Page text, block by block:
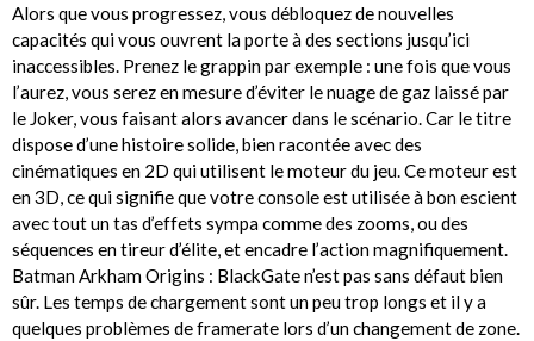
Alors que vous progressez, vous débloquez de nouvelles
capacités qui vous ouvrent la porte à des sections jusqu’ici
inaccessibles. Prenez le grappin par exemple : une fois que vous
l’aurez, vous serez en mesure d’éviter le nuage de gaz laissé par
le Joker, vous faisant alors avancer dans le scénario. Car le titre
dispose d’une histoire solide, bien racontée avec des
cinématiques en 2D qui utilisent le moteur du jeu. Ce moteur est
en 3D, ce qui signifie que votre console est utilisée à bon escient
avec tout un tas d’effets sympa comme des zooms, ou des
séquences en tireur d’élite, et encadre l’action magnifiquement.
Batman Arkham Origins : BlackGate n’est pas sans défaut bien
sûr. Les temps de chargement sont un peu trop longs et il y a
quelques problèmes de framerate lors d’un changement de zone.